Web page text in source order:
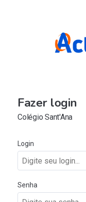
Fazer login
Colégio Sant'Ana
Login
Senha